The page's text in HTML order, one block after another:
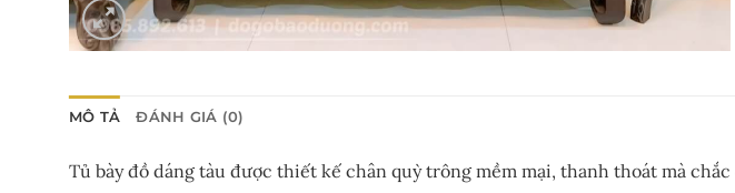
MÔ TẢ ĐÁNH GIÁ (0)
Tủ bày đồ dáng tàu được thiết kế chân quỳ trông mềm mại, thanh thoát mà